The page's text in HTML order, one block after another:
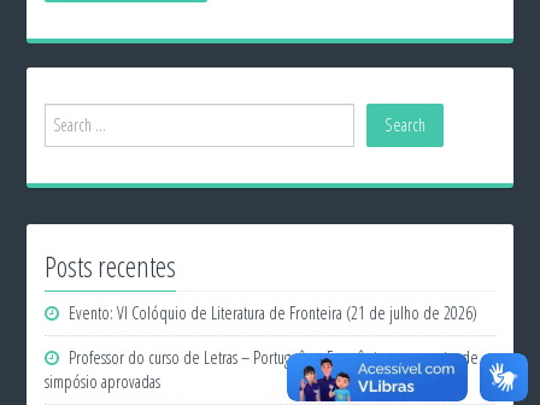
Posts recentes
Evento: VI Colóquio de Literatura de Fronteira (21 de julho de 2026)
Professor do curso de Letras – Português e Francês tem propostas de
simpósio aprovadas